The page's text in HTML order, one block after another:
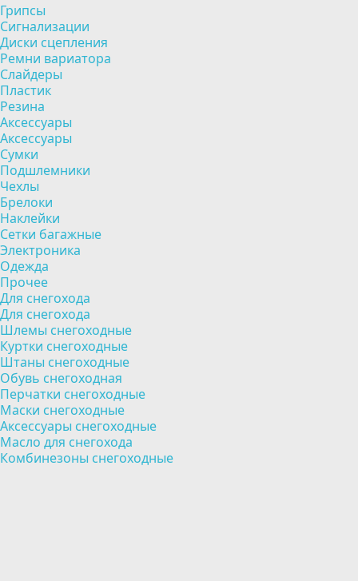
Грипсы
Сигнализации
Диски сцепления
Ремни вариатора
Слайдеры
Пластик
Резина
Аксессуары
Аксессуары
Сумки
Подшлемники
Чехлы
Брелоки
Наклейки
Сетки багажные
Электроника
Одежда
Прочее
Для снегохода
Для снегохода
Шлемы снегоходные
Куртки снегоходные
Штаны снегоходные
Обувь снегоходная
Перчатки снегоходные
Маски снегоходные
Аксессуары снегоходные
Масло для снегохода
Комбинезоны снегоходные